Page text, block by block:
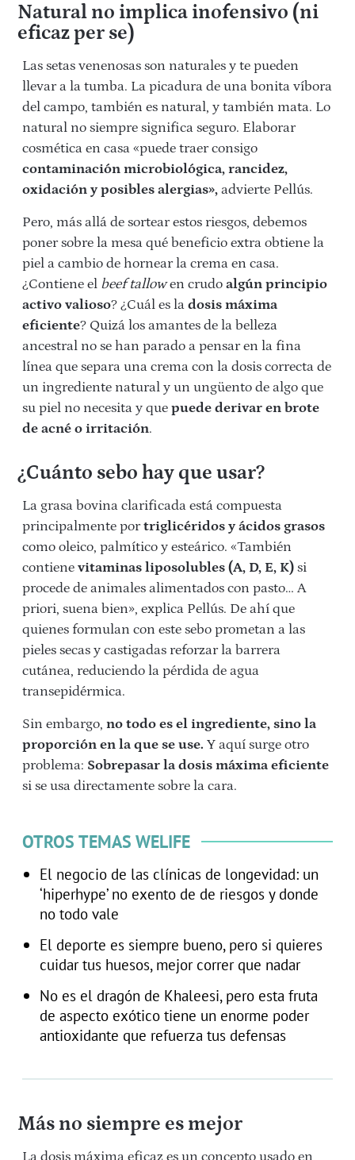
Natural no implica inofensivo (ni
eficaz per se)
Las setas venenosas son naturales y te pueden
llevar a la tumba. La picadura de una bonita víbora
del campo, también es natural, y también mata. Lo
natural no siempre significa seguro. Elaborar
cosmética en casa «puede traer consigo
contaminación microbiológica, rancidez,
oxidación y posibles alergias», advierte Pellús.
Pero, más allá de sortear estos riesgos, debemos
poner sobre la mesa qué beneficio extra obtiene la
piel a cambio de hornear la crema en casa.
¿Contiene el beef tallowen crudo algún principio
activo valioso? ¿Cuál es la dosis máxima
eficiente? Quizá los amantes de la belleza
ancestral no se han parado a pensar en la fina
línea que separa una crema con la dosis correcta de
un ingrediente natural y un ungüento de algo que
su piel no necesita y que puede derivar en brote
de acné o irritación.
¿Cuánto sebo hay que usar?
La grasa bovina clarificada está compuesta
principalmente portriglicéridos y ácidos grasos
como oleico, palmítico y esteárico. «También
contiene vitaminas liposolubles (A, D, E, K) si
procede de animales alimentados con pasto… A
priori, suena bien», explica Pellús. De ahí que
quienes formulan con este sebo prometan a las
pieles secas y castigadas reforzar la barrera
cutánea, reduciendo la pérdida de agua
transepidérmica.
Sin embargo, no todo es el ingrediente, sino la
proporción en la que se use. Y aquí surge otro
problema: Sobrepasar la dosis máxima eficiente
si se usa directamente sobre la cara.
OTROS TEMAS WELIFE
El negocio de las clínicas de longevidad: un
‘hiperhype’ no exento de de riesgos y donde
no todo vale
El deporte es siempre bueno, pero si quieres
cuidar tus huesos, mejor correr que nadar
No es el dragón de Khaleesi, pero esta fruta
de aspecto exótico tiene un enorme poder
antioxidante que refuerza tus defensas
Más no siempre es mejor